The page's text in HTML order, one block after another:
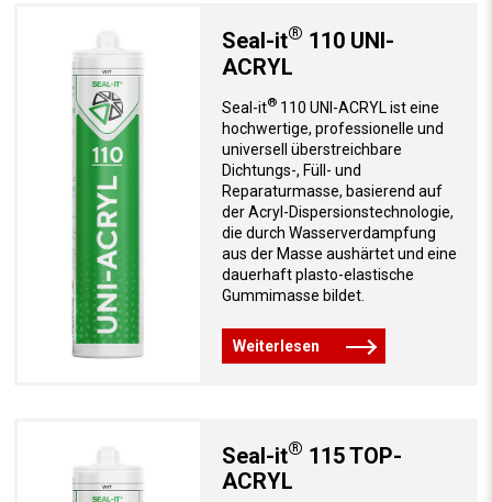
Seal-it® 110 UNI-
ACRYL
Seal-it®110 UNI-ACRYL ist eine
hochwertige, professionelle und
universell überstreichbare
Dichtungs-, Füll- und
Reparaturmasse, basierend auf
der Acryl-Dispersionstechnologie,
die durch Wasserverdampfung
aus der Masse aushärtet und eine
dauerhaft plasto-elastische
Gummimasse bildet.
Weiterlesen
Seal-it® 115 TOP-
ACRYL